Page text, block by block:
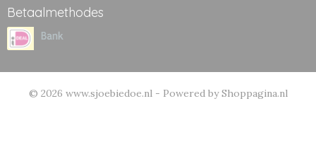
Betaalmethodes
© 2026 www.sjoebiedoe.nl - Powered by Shoppagina.nl